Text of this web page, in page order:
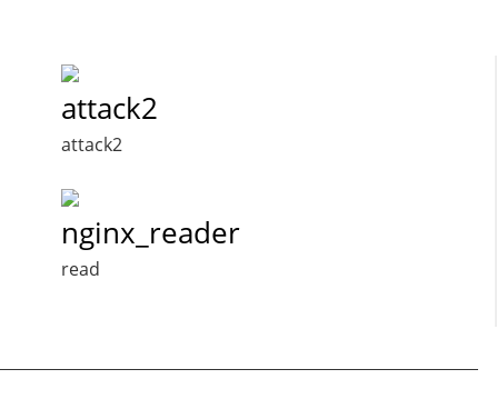
attack2
attack2
nginx_reader
read